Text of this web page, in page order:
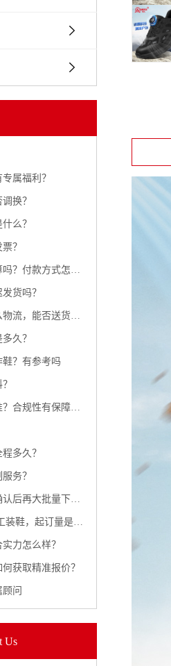
属福利？
换？
么？
？
款方式怎么约定？
货吗？
，能否送货上门？
久？
？有参考吗
规性有保障吗？
多久？
务？
再大批量下单？
，起订量是多少？
力怎么样？
获取精准报价？
问
Us